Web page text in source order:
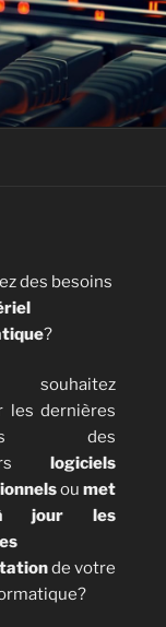
des besoins
?
souhaitez
les dernières
des
logiciels
oumet
jour les
de votre